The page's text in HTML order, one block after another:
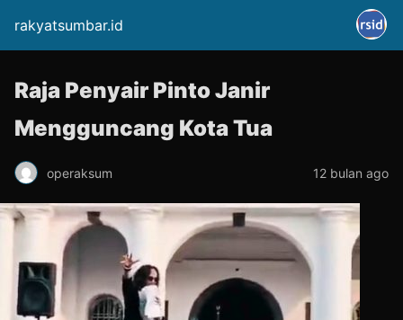
rakyatsumbar.id
Raja Penyair Pinto Janir
Mengguncang Kota Tua
operaksum 12 bulan ago